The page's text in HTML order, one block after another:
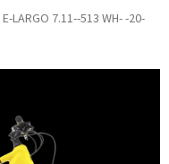
E-LARGO 7.11--513 WH- -20-